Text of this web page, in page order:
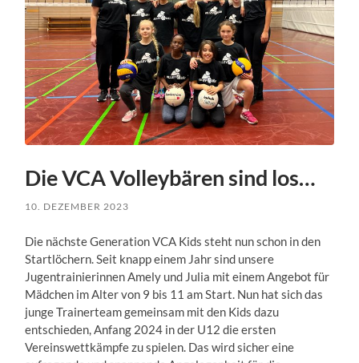
Die VCA Volleybären sind los…
10. DEZEMBER 2023
Die nächste Generation VCA Kids steht nun schon in den
Startlöchern. Seit knapp einem Jahr sind unsere
Jugentrainierinnen Amely und Julia mit einem Angebot für
Mädchen im Alter von 9 bis 11 am Start. Nun hat sich das
junge Trainerteam gemeinsam mit den Kids dazu
entschieden, Anfang 2024 in der U12 die ersten
Vereinswettkämpfe zu spielen. Das wird sicher eine